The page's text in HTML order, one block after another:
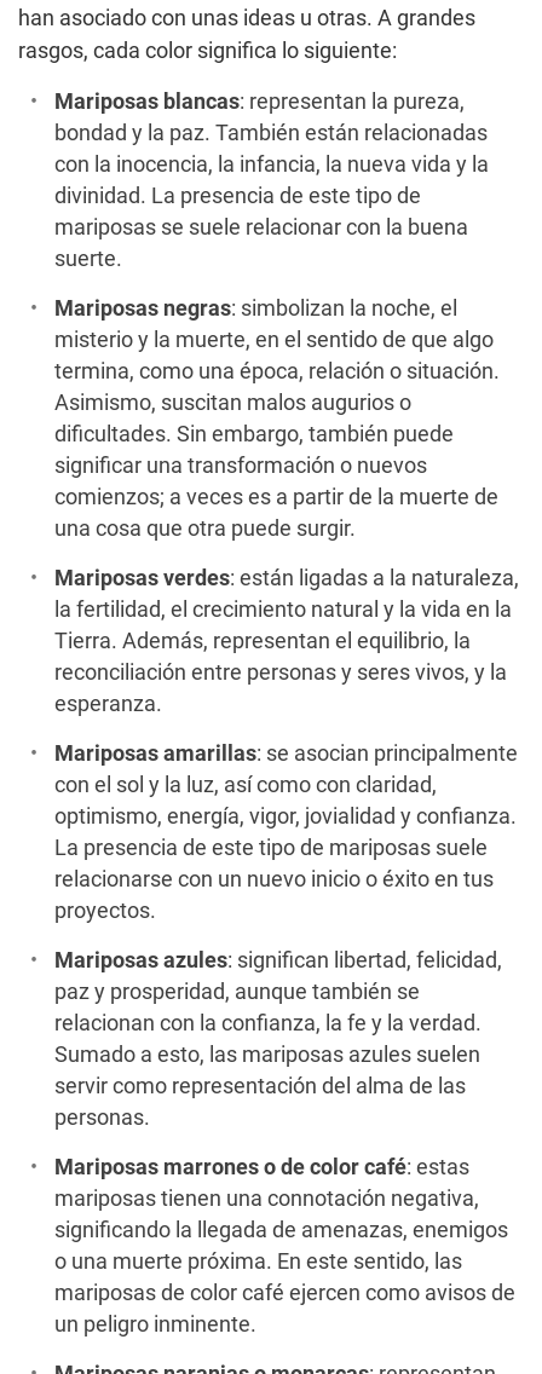
han asociado con unas ideas u otras. A grandes
rasgos, cada color significa lo siguiente:
Mariposas blancas: representan la pureza,
bondad y la paz. También están relacionadas
con la inocencia, la infancia, la nueva vida y la
divinidad. La presencia de este tipo de
mariposas se suele relacionar con la buena
suerte.
Mariposas negras: simbolizan la noche, el
misterio y la muerte, en el sentido de que algo
termina, como una época, relación o situación.
Asimismo, suscitan malos augurios o
dificultades. Sin embargo, también puede
significar una transformación o nuevos
comienzos; a veces es a partir de la muerte de
una cosa que otra puede surgir.
Mariposas verdes: están ligadas a la naturaleza,
la fertilidad, el crecimiento natural y la vida en la
Tierra. Además, representan el equilibrio, la
reconciliación entre personas y seres vivos, y la
esperanza.
Mariposas amarillas: se asocian principalmente
con el sol y la luz, así como con claridad,
optimismo, energía, vigor, jovialidad y confianza.
La presencia de este tipo de mariposas suele
relacionarse con un nuevo inicio o éxito en tus
proyectos.
Mariposas azules: significan libertad, felicidad,
paz y prosperidad, aunque también se
relacionan con la confianza, la fe y la verdad.
Sumado a esto, las mariposas azules suelen
servir como representación del alma de las
personas.
Mariposas marrones o de color café: estas
mariposas tienen una connotación negativa,
significando la llegada de amenazas, enemigos
o una muerte próxima. En este sentido, las
mariposas de color café ejercen como avisos de
un peligro inminente.